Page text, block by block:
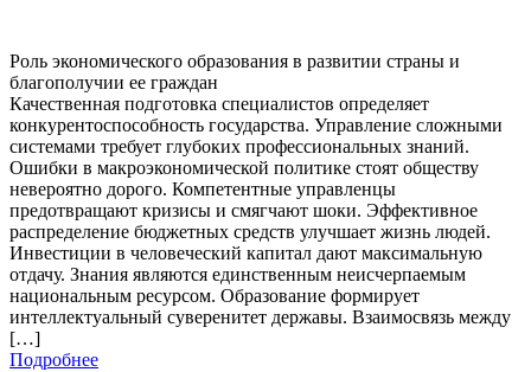
Роль экономического образования в развитии страны и
благополучии ее граждан
Качественная подготовка специалистов определяет
конкурентоспособность государства. Управление сложными
системами требует глубоких профессиональных знаний.
Ошибки в макроэкономической политике стоят обществу
невероятно дорого. Компетентные управленцы
предотвращают кризисы и смягчают шоки. Эффективное
распределение бюджетных средств улучшает жизнь людей.
Инвестиции в человеческий капитал дают максимальную
отдачу. Знания являются единственным неисчерпаемым
национальным ресурсом. Образование формирует
интеллектуальный суверенитет державы. Взаимосвязь между
[…]
Подробнее